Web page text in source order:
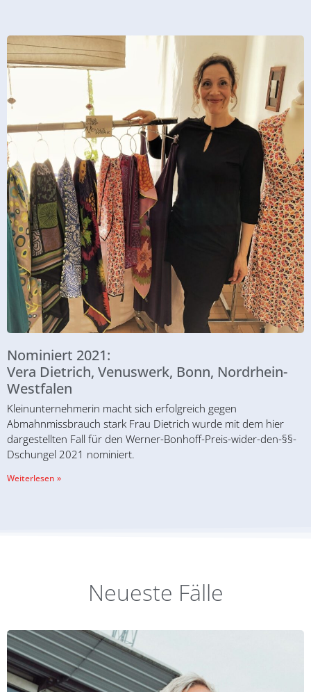
Nominiert 2021:
Vera Dietrich, Venuswerk, Bonn, Nordrhein-
Westfalen
Kleinunternehmerin macht sich erfolgreich gegen
Abmahnmissbrauch stark Frau Dietrich wurde mit dem hier
dargestellten Fall für den Werner-Bonhoff-Preis-wider-den-§§-
Dschungel 2021 nominiert.
Weiterlesen »
Neueste Fälle